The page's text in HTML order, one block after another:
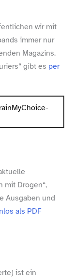
wir mit
immer nur
Magazins.
gibt es per
mit Drogen“,
Ausgaben und
als PDF
ist ein